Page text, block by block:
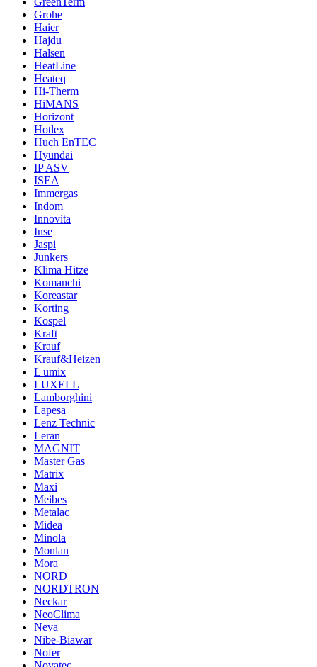
Grohe
Haier
Hajdu
Halsen
HeatLine
Heateq
Hi-Therm
HiMANS
Horizont
Hotlex
Huch EnTEC
Hyundai
IP ASV
ISEA
Immergas
Indom
Innovita
Inse
Jaspi
Junkers
Klima Hitze
Komanchi
Koreastar
Korting
Kospel
Kraft
Krauf
Krauf&Heizen
L umix
LUXELL
Lamborghini
Lapesa
Lenz Technic
Leran
MAGNIT
Master Gas
Matrix
Maxi
Meibes
Metalac
Midea
Minola
Monlan
Mora
NORD
NORDTRON
Neckar
NeoClima
Neva
Nibe-Biawar
Nofer